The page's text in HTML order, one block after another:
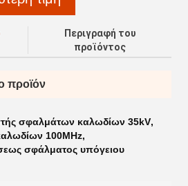
Περιγραφή του
προϊόντος
προϊόν
σφαλμάτων καλωδίων 35kV,
100MHz,
σφάλματος υπόγειου